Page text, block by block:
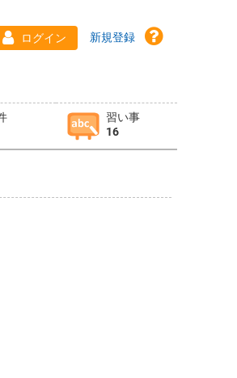
ログイン 新規登録
習い事
16